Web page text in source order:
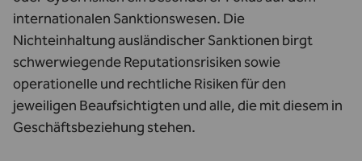
internationalen Sanktionswesen. Die
Nichteinhaltung ausländischer Sanktionen birgt
schwerwiegende Reputationsrisiken sowie
operationelle und rechtliche Risiken für den
jeweiligen Beaufsichtigten und alle, die mit diesem in
Geschäftsbeziehung stehen.